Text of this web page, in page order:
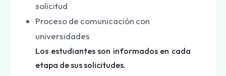
solicitud
Proceso de comunicación con
universidades
Los estudiantes son informados en cada
etapa de sus solicitudes.